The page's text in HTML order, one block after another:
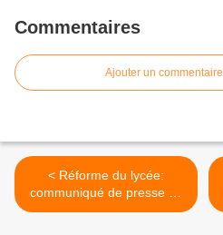
Commentaires
Ajouter un commentaire
< Réforme du lycée:
communiqué de presse de
l'UNSEN CGT